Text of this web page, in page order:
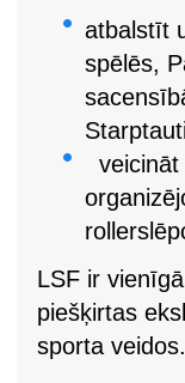
atbalstīt
spēlēs,
LSF ir
piešķirtas
sporta veidos.